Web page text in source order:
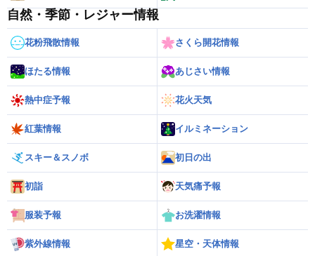
自然・季節・レジャー情報
花粉飛散情報 さくら開花情報
ほたる情報 あじさい情報
熱中症予報 花火天気
紅葉情報 イルミネーション
スキー＆スノボ 初日の出
初詣 天気痛予報
服装予報 お洗濯情報
紫外線情報 星空・天体情報